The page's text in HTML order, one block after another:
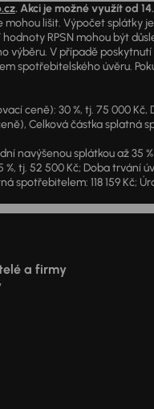
. Akci je možné využít od
mohou lišit. Výpočet
RPSN mohou být
V případě
spotřebitelského úvěru.
ceně): 30 %, tj. 75 000
Celková částka splatná
navýšenou splátkou až 35
%, tj. 52 500 Kč; Doba trvání
spotřebitelem: 118 159 Kč;
a firmy